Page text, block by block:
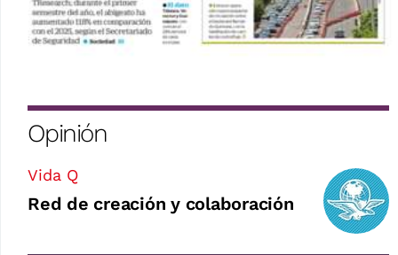
Opinión
Vida Q
Red de creación y colaboración